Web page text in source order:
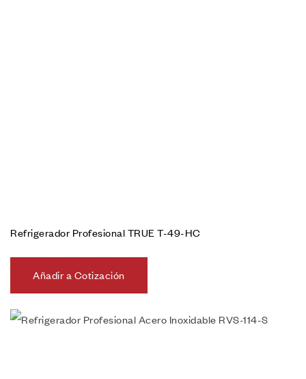
Refrigerador Profesional TRUE T-49-HC
Añadir a Cotización